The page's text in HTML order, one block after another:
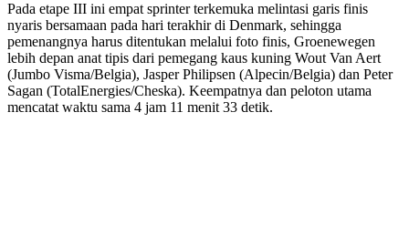
Pada etape III ini empat sprinter terkemuka melintasi garis finis
nyaris bersamaan pada hari terakhir di Denmark, sehingga
pemenangnya harus ditentukan melalui foto finis, Groenewegen
lebih depan anat tipis dari pemegang kaus kuning Wout Van Aert
(Jumbo Visma/Belgia), Jasper Philipsen (Alpecin/Belgia) dan Peter
Sagan (TotalEnergies/Cheska). Keempatnya dan peloton utama
mencatat waktu sama 4 jam 11 menit 33 detik.